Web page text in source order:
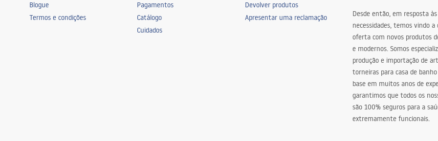
Blogue
Termos e condições
Pagamentos
Catálogo
Cuidados
Devolver produtos
Apresentar uma reclamação
Desde então, em resposta
necessidades, temos vindo
oferta com novos produtos
e modernos. Somos
produção e importação de
torneiras para casa de
base em muitos anos de
garantimos que todos os
são 100% seguros para a
extremamente funcionais.